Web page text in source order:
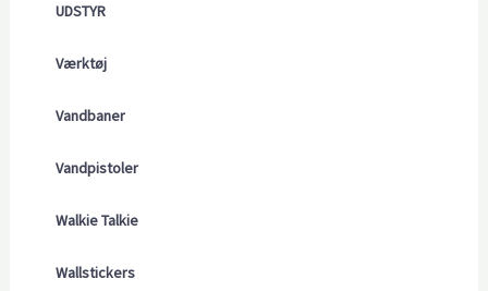
UDSTYR
Værktøj
Vandbaner
Vandpistoler
Walkie Talkie
Wallstickers